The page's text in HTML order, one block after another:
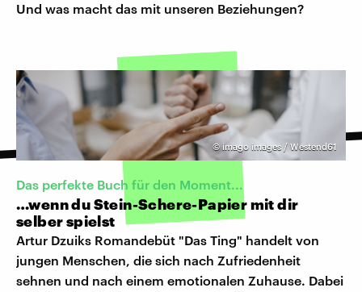
Und was macht das mit unseren Beziehungen?
©imago images / Westend61
Das perfekte Buch für den Moment...
…wenn du Stein-Schere-Papier mit dir
selber spielst
Artur Dzuiks Romandebüt "Das Ting" handelt von
jungen Menschen, die sich nach Zufriedenheit
sehnen und nach einem emotionalen Zuhause. Dabei